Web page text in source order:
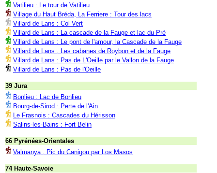
Vatilieu : Le tour de Vatilieu
Village du Haut Bréda, La Ferriere : Tour des lacs
Villard de Lans : Col Vert
Villard de Lans : La cascade de la Fauge et lac du Pré
Villard de Lans : Le pont de l'amour, la Cascade de la Fauge
Villard de Lans : Les cabanes de Roybon et de la Fauge
Villard de Lans : Pas de L'Oeille par le Vallon de la Fauge
Villard de Lans : Pas de l'Oeille
39 Jura
Bonlieu : Lac de Bonlieu
Bourg-de-Sirod : Perte de l'Ain
Le Frasnois : Cascades du Hérisson
Salins-les-Bains : Fort Belin
66 Pyrénées-Orientales
Valmanya : Pic du Canigou par Los Masos
74 Haute-Savoie